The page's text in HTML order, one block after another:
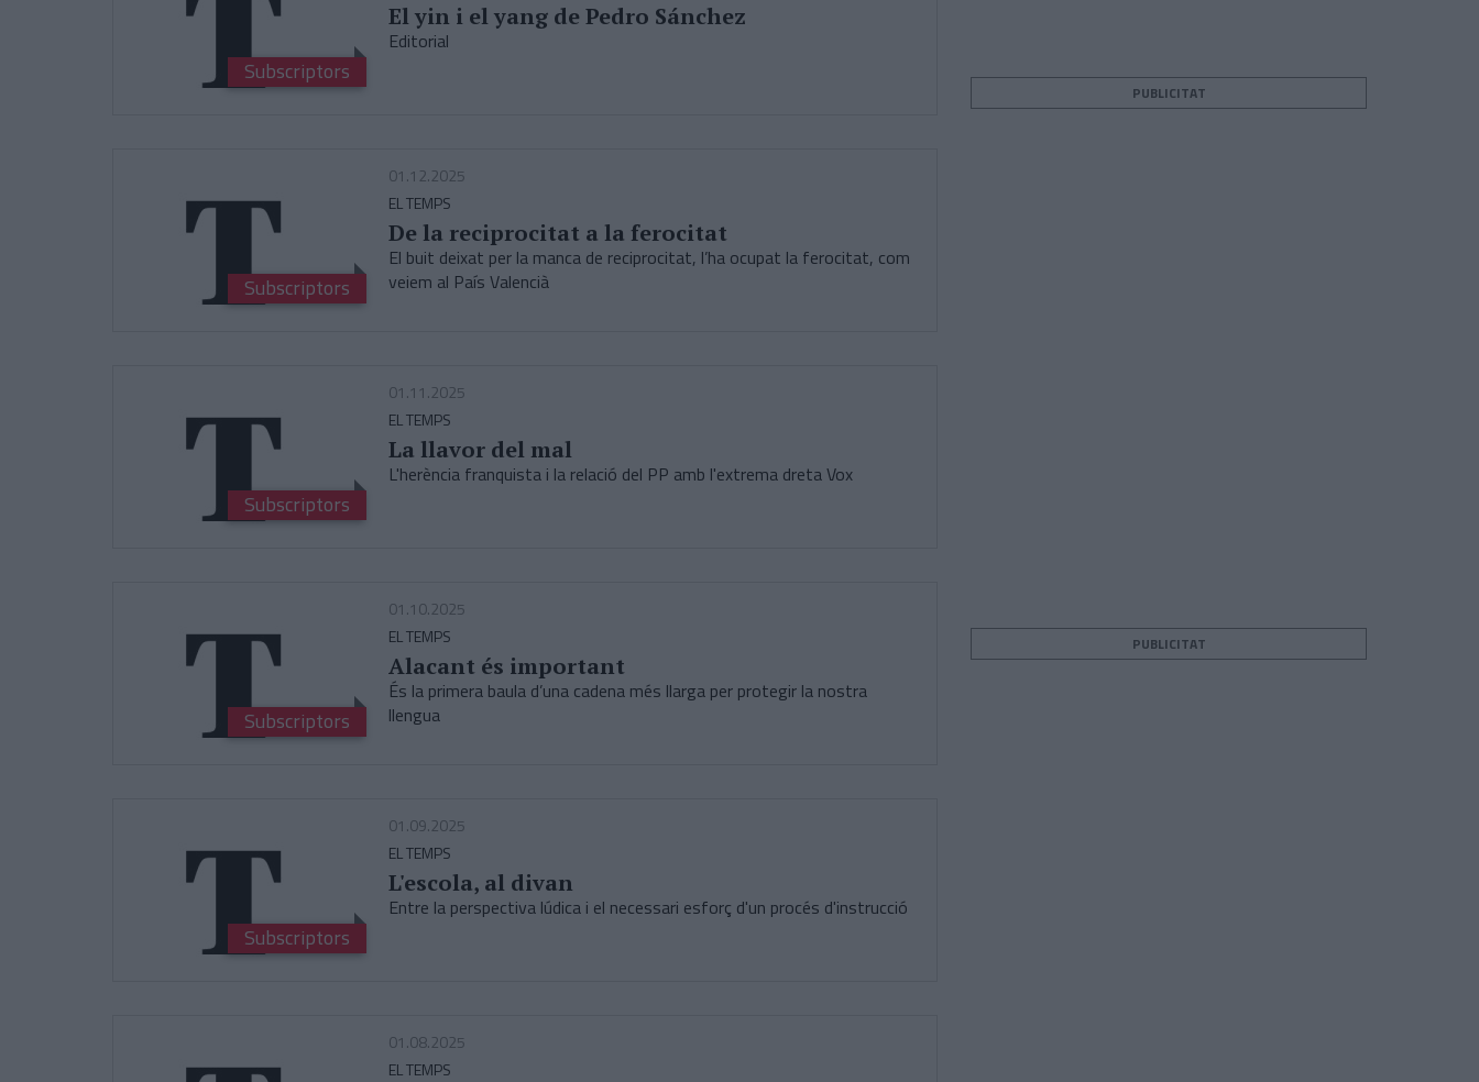
Subscriptors
El yin i el yang de Pedro Sánchez
Editorial
Subscriptors
01.12.2025
EL TEMPS
De la reciprocitat a la ferocitat
El buit deixat per la manca de reciprocitat, l’ha ocupat la ferocitat, com
veiem al País Valencià
Subscriptors
01.11.2025
EL TEMPS
La llavor del mal
L'herència franquista i la relació del PP amb l'extrema dreta Vox
Subscriptors
01.10.2025
EL TEMPS
Alacant és important
És la primera baula d’una cadena més llarga per protegir la nostra
llengua
Subscriptors
01.09.2025
EL TEMPS
L'escola, al divan
Entre la perspectiva lúdica i el necessari esforç d'un procés d'instrucció
01.08.2025
EL TEMPS
PUBLICITAT
PUBLICITAT